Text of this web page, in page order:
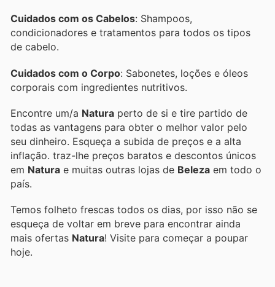
Cuidados com os Cabelos: Shampoos,
condicionadores e tratamentos para todos os tipos
de cabelo.
Cuidados com o Corpo: Sabonetes, loções e óleos
corporais com ingredientes nutritivos.
Encontre um/a Natura perto de si e tire partido de
todas as vantagens para obter o melhor valor pelo
seu dinheiro. Esqueça a subida de preços e a alta
inflação. traz-lhe preços baratos e descontos únicos
em Natura e muitas outras lojas de Beleza em todo o
país.
Temos folheto frescas todos os dias, por isso não se
esqueça de voltar em breve para encontrar ainda
mais ofertas Natura ! Visite para começar a poupar
hoje.